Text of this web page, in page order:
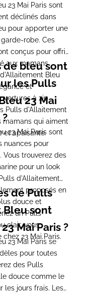
23 Mai Paris sont
déclinés dans
pour apporter une
robe. Ces
conçus pour offrir
aux mamans
Bleu
et
à zip
Pulls d'Allaitement
mamans qui aiment
et apaisante.
de bleu sont
les Pulls
23 Mai
23 Mai Paris sont
nuances pour
trouverez des
pour un look
d'Allaitement
proposés en
douce et
un Pulls
clair, vous
23 Mai Paris.
de Pulls
sont
Mai Paris ?
23 Mai Paris se
pour toutes
des Pulls
douce comme le
les jours frais. Les